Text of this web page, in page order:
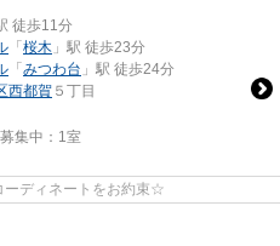
徒歩11分
「桜木 」駅 徒歩23分
「みつわ台 」駅 徒歩24分
西都賀 ５丁目
集中： 1室
ーディネートをお約束☆